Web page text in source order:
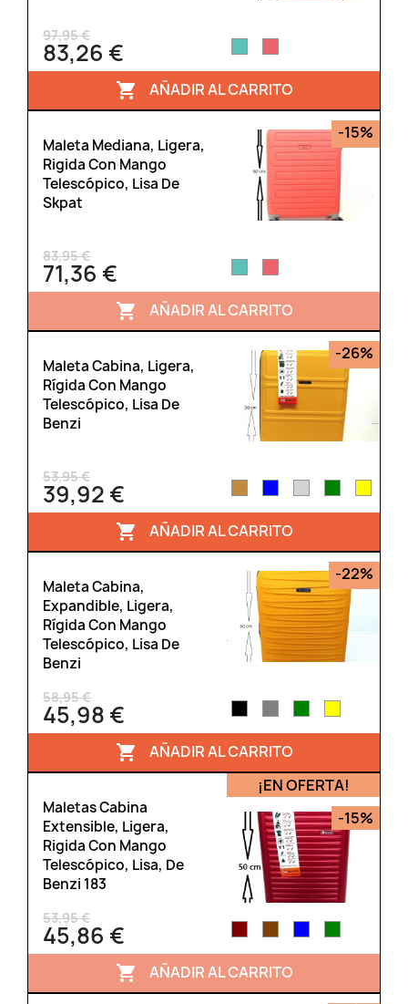
97,95 €
83,26 €
 AÑADIR AL CARRITO
Maleta Mediana, Ligera,
Rigida Con Mango
Telescópico, Lisa De
Skpat
83,95 €
71,36 €
-15%
 AÑADIR AL CARRITO
Maleta Cabina, Ligera,
Rígida Con Mango
Telescópico, Lisa De
Benzi
53,95 €
39,92 €
-26%
 AÑADIR AL CARRITO
Maleta Cabina,
Expandible, Ligera,
Rígida Con Mango
Telescópico, Lisa De
Benzi
58,95 €
45,98 €
-22%
 AÑADIR AL CARRITO
Maletas Cabina
Extensible, Ligera,
Rigida Con Mango
Telescópico, Lisa, De
Benzi 183
53,95 €
45,86 €
¡EN OFERTA!
-15%
 AÑADIR AL CARRITO